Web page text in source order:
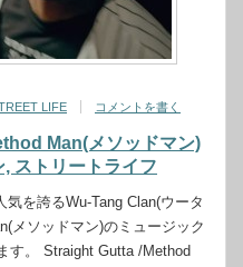
LIFE コメントを書く
Man(メソッドマン)
ストリートライフ
を誇るWu-Tang Clan(ウータ
メソッドマン)のミュージック
す。 Straight Gutta /Method